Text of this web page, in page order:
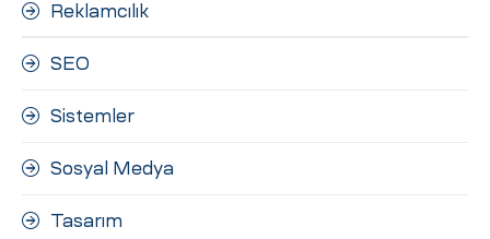
Reklamcılık
SEO
Sistemler
Sosyal Medya
Tasarım